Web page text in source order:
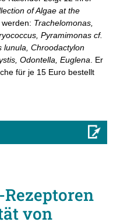
of Algae at the
Trachelomonas,
Pyramimonas cf.
lunula, Chroodactylon
Odontella, Euglena . Er
für je 15 Euro bestellt
von